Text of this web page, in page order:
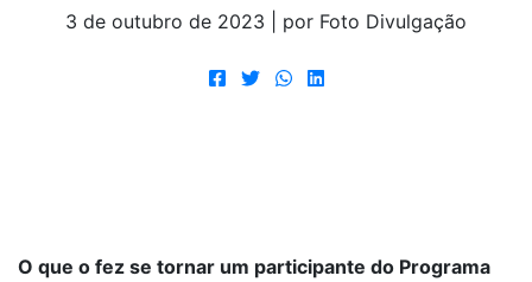
3 de outubro de 2023 | por Foto Divulgação
O que o fez se tornar um participante do Programa